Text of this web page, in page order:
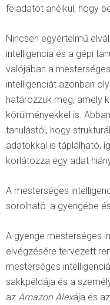
feladatot anélkül, hogy
Nincsen egyértelmű
intelligencia és a gépi
valójában a
intelligenciát azonban
határozzuk meg, amely
körülményekkel is.
tanulástól, hogy
adatokkal is táplálható,
korlátozza egy adat
A mesterséges
sorolható: a gyengébe
A gyenge mesterséges
elvégzésére tervezett
mesterséges
sakkpéldája és a
az Amazon Alexája és az